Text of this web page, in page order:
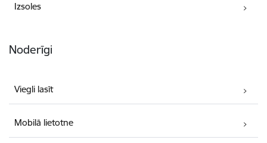
Izsoles
Noderīgi
Viegli lasīt
Mobilā lietotne